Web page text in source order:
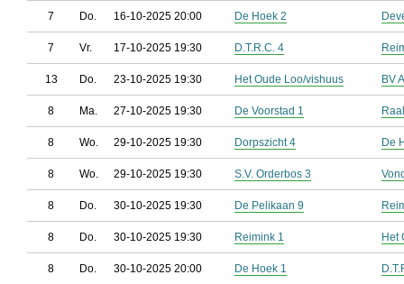
7 Do. 16-10-2025 20:00 De Hoek 2
7 Vr. 17-10-2025 19:30 D.T.R.C. 4
13 Do. 23-10-2025 19:30 Het Oude Loo/vishuus BV
8 Ma. 27-10-2025 19:30 De Voorstad 1
8 Wo. 29-10-2025 19:30 Dorpszicht 4 De
8 Wo. 29-10-2025 19:30 S.V. Orderbos 3
8 Do. 30-10-2025 19:30 De Pelikaan 9
8 Do. 30-10-2025 19:30 Reimink 1 Het
8 Do. 30-10-2025 20:00 De Hoek 1